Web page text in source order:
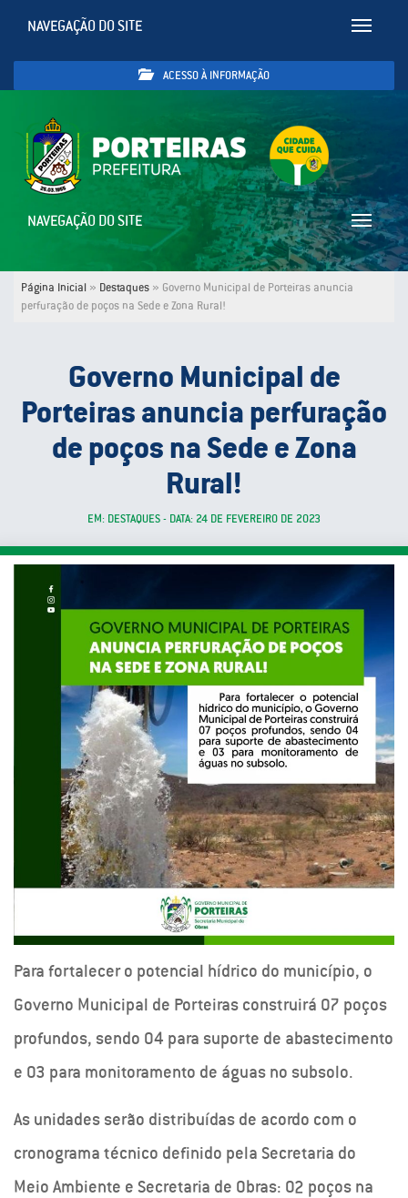
Toggle
NAVEGAÇÃO DO SITE
ACESSO À INFORMAÇÃO
Toggle
NAVEGAÇÃO DO SITE
Página Inicial » Destaques » Governo Municipal de Porteiras anuncia
perfuração de poços na Sede e Zona Rural!
Governo Municipal de
Porteiras anuncia perfuração
de poços na Sede e Zona
Rural!
EM: DESTAQUES - DATA: 24 DE FEVEREIRO DE 2023
Para fortalecer o potencial hídrico do município, o
Governo Municipal de Porteiras construirá 07 poços
profundos, sendo 04 para suporte de abastecimento
e 03 para monitoramento de águas no subsolo.
As unidades serão distribuídas de acordo com o
cronograma técnico definido pela Secretaria do
Meio Ambiente e Secretaria de Obras: 02 poços na